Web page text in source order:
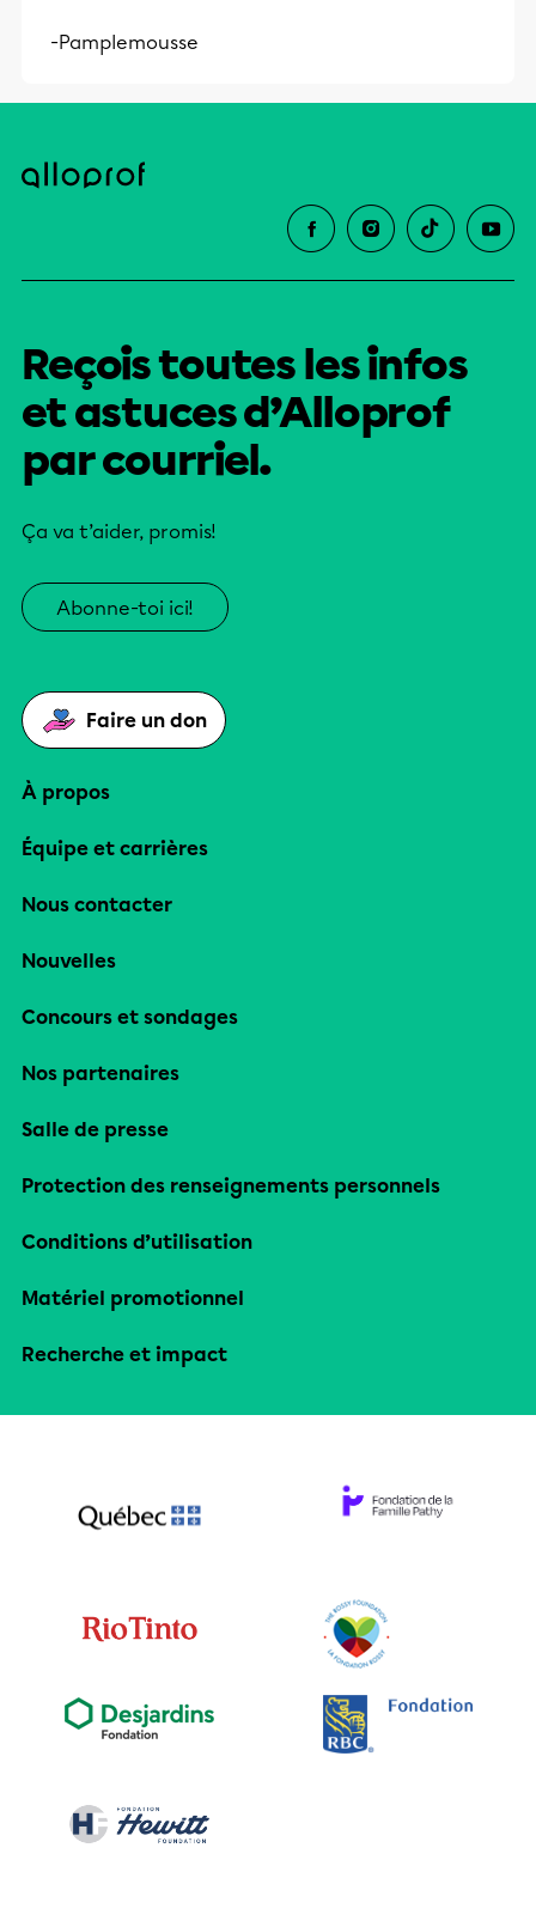
-Pamplemousse
Reçois toutes les infos
et astuces d’Alloprof
par courriel.
Ça va t’aider, promis!
Abonne-toi ici!
Faire un don
À propos
Équipe et carrières
Nous contacter
Nouvelles
Concours et sondages
Nos partenaires
Salle de presse
Protection des renseignements personnels
Conditions d’utilisation
Matériel promotionnel
Recherche et impact